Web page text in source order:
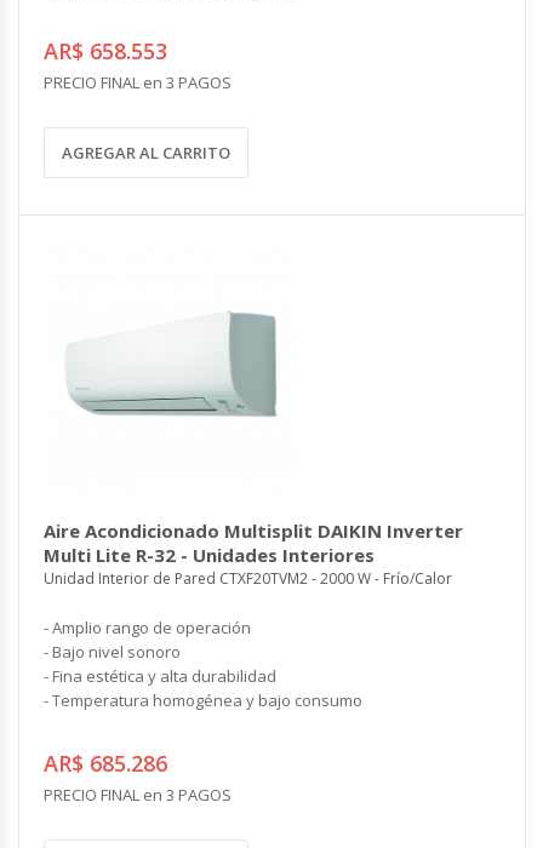
AR$ 658.553
PRECIO FINAL en 3 PAGOS
AGREGAR AL CARRITO
Aire Acondicionado Multisplit DAIKIN Inverter
Multi Lite R-32 - Unidades Interiores
Unidad Interior de Pared CTXF20TVM2 - 2000 W - Frío/Calor
- Amplio rango de operación
- Bajo nivel sonoro
- Fina estética y alta durabilidad
- Temperatura homogénea y bajo consumo
AR$ 685.286
PRECIO FINAL en 3 PAGOS